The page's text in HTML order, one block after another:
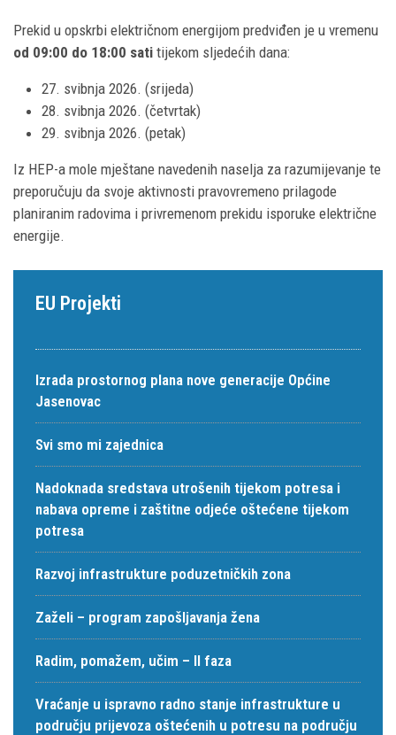
Prekid u opskrbi električnom energijom predviđen je u vremenu
od 09:00 do 18:00 sati tijekom sljedećih dana:
27. svibnja 2026. (srijeda)
28. svibnja 2026. (četvrtak)
29. svibnja 2026. (petak)
Iz HEP-a mole mještane navedenih naselja za razumijevanje te
preporučuju da svoje aktivnosti pravovremeno prilagode
planiranim radovima i privremenom prekidu isporuke električne
energije.
EU Projekti
Izrada prostornog plana nove generacije Općine
Jasenovac
Svi smo mi zajednica
Nadoknada sredstava utrošenih tijekom potresa i
nabava opreme i zaštitne odjeće oštećene tijekom
potresa
Razvoj infrastrukture poduzetničkih zona
Zaželi – program zapošljavanja žena
Radim, pomažem, učim – II faza
Vraćanje u ispravno radno stanje infrastrukture u
području prijevoza oštećenih u potresu na području